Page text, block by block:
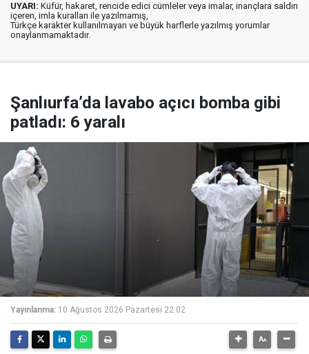
UYARI: Küfür, hakaret, rencide edici cümleler veya imalar, inançlara saldırı
içeren, imla kuralları ile yazılmamış,
Türkçe karakter kullanılmayan ve büyük harflerle yazılmış yorumlar
onaylanmamaktadır.
Şanlıurfa’da lavabo açıcı bomba gibi
patladı: 6 yaralı
Yayınlanma: 10 Ağustos 2026 Pazartesi 22:02